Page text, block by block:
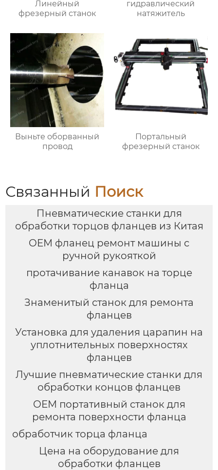
Линейный
фрезерный станок
гидравлический
натяжитель
Выньте оборванный
провод
Портальный
фрезерный станок
Связанный Поиск
Пневматические станки для
обработки торцов фланцев из Китая
OEM фланец ремонт машины с
ручной рукояткой
протачивание канавок на торце
фланца
Знаменитый станок для ремонта
фланцев
Установка для удаления царапин на
уплотнительных поверхностях
фланцев
Лучшие пневматические станки для
обработки концов фланцев
OEM портативный станок для
ремонта поверхности фланца
обработчик торца фланца
Цена на оборудование для
обработки фланцев